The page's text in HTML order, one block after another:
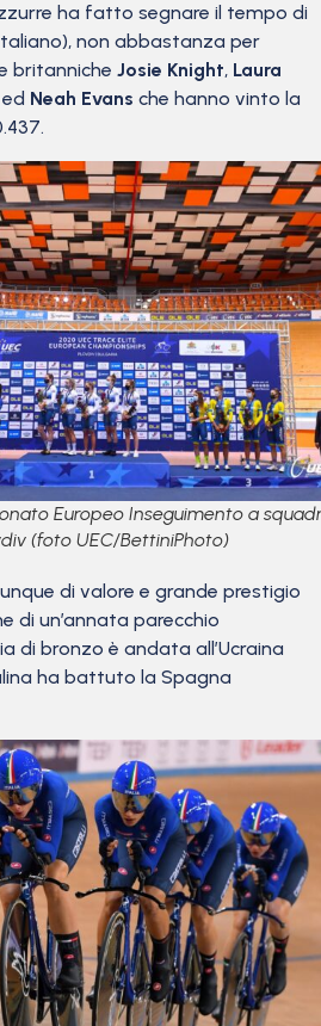
ha fatto segnare il tempo di
non abbastanza per
britanniche Josie Knight, Laura
ed Neah Evans che hanno vinto la
Europeo Inseguimento a
(foto UEC/BettiniPhoto)
di valore e grande prestigio
di un’annata parecchio
di bronzo è andata all’Ucraina
ha battuto la Spagna